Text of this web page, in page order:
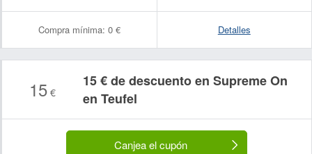
Compra mínima: 0 € Detalles
15€
15 € de descuento en Supreme On
en Teufel
Canjea el cupón